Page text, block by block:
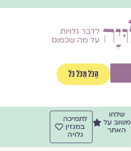
הַכֹּל מִכֹּל כֹּל
שלחו
משוב על
האתר
לתמיכה
במגזין
גלויה